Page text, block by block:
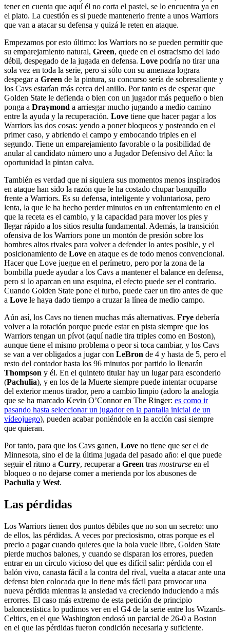
tener en cuenta que aquí él no corta el pastel, se lo encuentra ya en
el plato. La cuestión es si puede mantenerlo frente a unos Warriors
que van a atacar su defensa y quizá le reten en ataque.
Empezamos por esto último: los Warriors no se pueden permitir que
su emparejamiento natural, Green, quede en el ostracismo del lado
débil, despegado de la jugada en defensa. Love podría no tirar una
sola vez en toda la serie, pero si sólo con su amenaza lograra
despegar a Green de la pintura, su concurso sería de sobresaliente y
los Cavs estarían más cerca del anillo. Por tanto es de esperar que
Golden State le defienda o bien con un jugador más pequeño o bien
ponga a Draymond a arriesgar mucho jugando a medio camino
entre la ayuda y la recuperación. Love tiene que hacer pagar a los
Warriors las dos cosas: yendo a poner bloqueos y posteando en el
primer caso, y abriendo el campo y embocando triples en el
segundo. Tiene un emparejamiento favorable o la posibilidad de
anular al candidato número uno a Jugador Defensivo del Año: la
oportunidad la pintan calva.
También es verdad que ni siquiera sus momentos menos inspirados
en ataque han sido la razón que le ha costado chupar banquillo
frente a Warriors. Es su defensa, inteligente y voluntariosa, pero
lenta, la que le ha hecho perder minutos en un enfrentamiento en el
que la receta es el cambio, y la capacidad para mover los pies y
llegar rápido a los sitios resulta fundamental. Además, la transición
ofensiva de los Warriors pone un montón de presión sobre los
hombres altos rivales para volver a defender lo antes posible, y el
posicionamiento de Love en ataque es de todo menos convencional.
Hacer que Love juegue en el perímetro, pero por la zona de la
bombilla puede ayudar a los Cavs a mantener el balance en defensa,
pero si lo aparcan en una esquina, el efecto puede ser el contrario.
Cuando Golden State pone el turbo, puede caer un tiro antes de que
a Love le haya dado tiempo a cruzar la línea de medio campo.
Aún así, los Cavs no tienen muchas más alternativas. Frye debería
volver a la rotación porque puede estar en pista siempre que los
Warriors tengan un pívot (aquí nadie tira triples como en Boston),
aunque tiene el mismo problema o peor si toca cambiar, y los Cavs
se van a ver obligados a jugar con LeBron de 4 y hasta de 5, pero el
resto del contador hasta los 96 minutos por partido lo llenarán
Thompson y él. En el quinteto titular hay un lugar para esconderlo
(Pachulia), y en los de la Muerte siempre puede intentar ocuparse
del exterior menos tirador, pero a cambio limpio (adoro la analogía
que se ha marcado Kevin O’Connor en The Ringer: es como ir
pasando hasta seleccionar un jugador en la pantalla inicial de un
vídeojuego), pueden acabar poniéndole en la acción casi siempre
que quieran.
Por tanto, para que los Cavs ganen, Love no tiene que ser el de
Minnesota, sino el de la última jugada del pasado año: el que puede
seguir el ritmo a Curry, recuperar a Green tras mostrarse en el
bloqueo o no dejarse comer a merienda por los abusones de
Pachulia y West.
Las pérdidas
Los Warriors tienen dos puntos débiles que no son un secreto: uno
de ellos, las pérdidas. A veces por preciosismo, otras porque es el
precio a pagar cuando quieres que la bola vuele libre, Golden State
pierde muchos balones, y cuando se disparan los errores, pueden
entrar en un círculo vicioso del que es difícil salir: pérdida con el
balón vivo, canasta fácil a la contra del rival, vuelta a atacar ante una
defensa bien colocada que lo tiene más fácil para provocar una
nueva pérdida mientras la ansiedad va creciendo induciendo a más
errorres. El caso más extremo de esta petición de principio
baloncestística lo pudimos ver en el G4 de la serie entre los Wizards-
Celtics, en el que Washington endosó un parcial de 26-0 a Boston
en el que las pérdidas fueron condición necesaria y suficiente.